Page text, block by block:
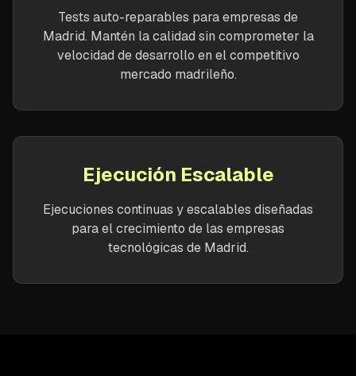
Tests auto-reparables para empresas de
Madrid. Mantén la calidad sin comprometer la
velocidad de desarrollo en el competitivo
mercado madrileño.
Ejecución Escalable
Ejecuciones continuas y escalables diseñadas
para el crecimiento de las empresas
tecnológicas de Madrid.